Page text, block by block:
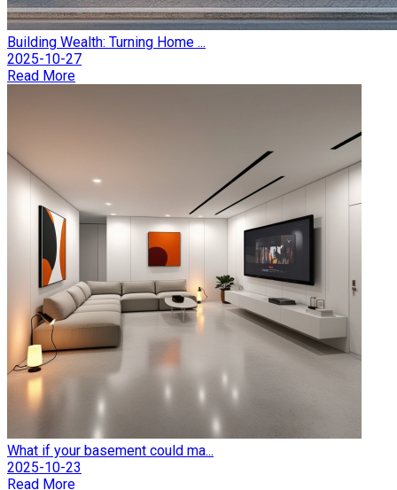
Building Wealth: Turning Home ...
2025-10-27
Read More
What if your basement could ma...
2025-10-23
Read More